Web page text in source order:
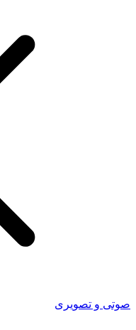
صوتی و تصویری